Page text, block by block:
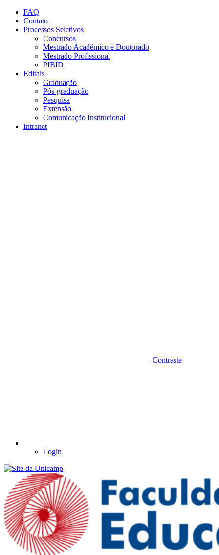
Conteúdo principal
FAQ
Contato
Processos Seletivos
Concursos
Mestrado Acadêmico e Doutorado
Mestrado Profissional
PIBID
Editais
Graduação
Pós-graduação
Pesquisa
Extensão
Comunicação Institucional
Intranet
Contraste
Login